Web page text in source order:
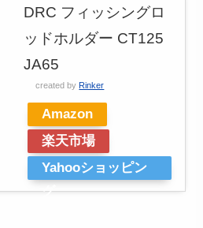
DRC フィッシングロ
ッドホルダー CT125
JA65
created by Rinker
Amazon
楽天市場
Yahooショッピン
グ